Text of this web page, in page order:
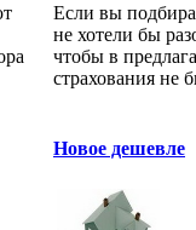
Если вы
не хотели бы
чтобы в
страхования не
Новое дешевле